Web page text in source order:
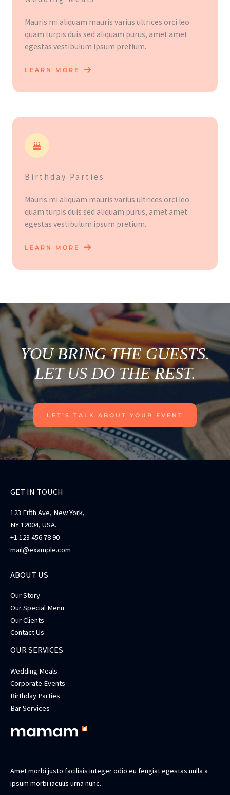
Mauris mi aliquam mauris varius ultrices orci leo
quam turpis duis sed aliquam purus, amet amet
egestas vestibulum ipsum pretium.
LEARN MORE
Birthday Parties
Mauris mi aliquam mauris varius ultrices orci leo
quam turpis duis sed aliquam purus, amet amet
egestas vestibulum ipsum pretium.
LEARN MORE
YOU BRING THE GUESTS.
LET US DO THE REST.
LET’S TALK ABOUT YOUR EVENT
GET IN TOUCH
123 Fifth Ave, New York,
NY 12004, USA.
+1 123 456 78 90
mail@example.com
ABOUT US
Our Story
Our Special Menu
Our Clients
Contact Us
OUR SERVICES
Wedding Meals
Corporate Events
Birthday Parties
Bar Services
Amet morbi justo facilisis integer odio eu feugiat egestas nulla a
ipsum morbi iaculis urna nunc.